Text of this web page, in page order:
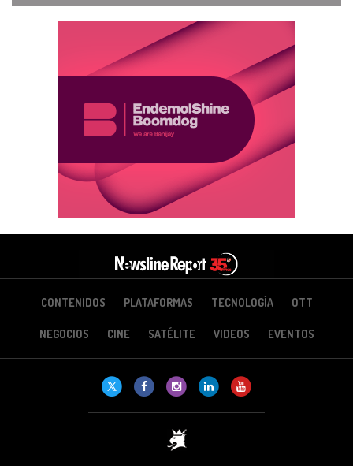
CONTENIDOS PLATAFORMAS TECNOLOGÍA OTT
NEGOCIOS CINE SATÉLITE VIDEOS EVENTOS